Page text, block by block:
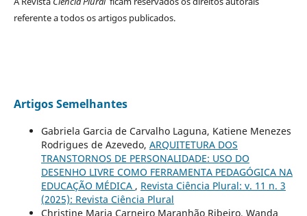
referente a todos os artigos publicados.
Artigos Semelhantes
Gabriela Garcia de Carvalho Laguna, Katiene Menezes
Rodrigues de Azevedo, ARQUITETURA DOS
TRANSTORNOS DE PERSONALIDADE: USO DO
DESENHO LIVRE COMO FERRAMENTA PEDAGÓGICA NA
EDUCAÇÃO MÉDICA , Revista Ciência Plural: v. 11 n. 3
(2025): Revista Ciência Plural
Christine Maria Carneiro Maranhão Ribeiro, Wanda